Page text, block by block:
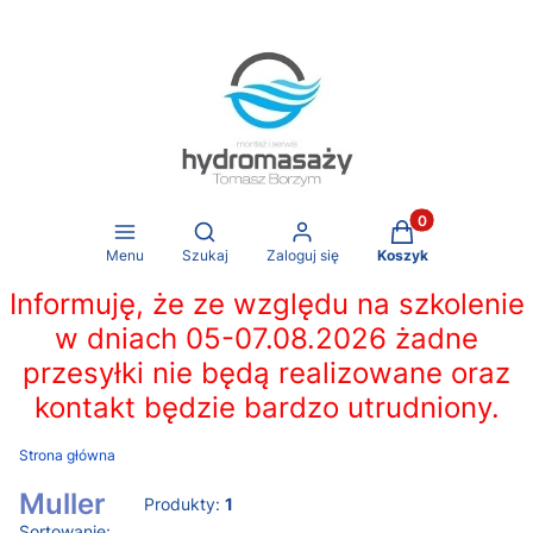
Menu
Otwórz wyszukiwarkę
Szukaj Zaloguj się
Produkty w
Koszyk
Informuję, że ze względu na szkolenie
w dniach 05-07.08.2026 żadne
przesyłki nie będą realizowane oraz
kontakt będzie bardzo utrudniony.
Strona główna
Muller Produkty: 1